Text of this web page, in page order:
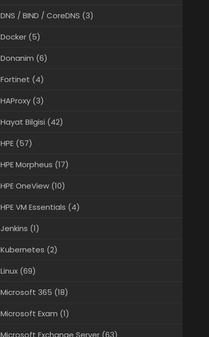
DNS / BIND / CoreDNS (3)
Docker(5)
Donanim (6)
Fortinet (4)
HAProxy(3)
Hayat Bilgisi (42)
HPE(57)
HPE Morpheus (17)
HPE OneView(10)
HPE VM Essentials (4)
Jenkins (1)
Kubernetes (2)
Linux(69)
Microsoft 365 (18)
Microsoft Exam (1)
Microsoft Exchange Server(63)